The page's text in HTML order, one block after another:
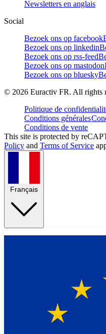
Newsletters en anglais
Social
Bezoek ons op facebook
Bezoek ons op linkedin
Bezoek ons op rss-feed
Bezoek ons op mastodon
Bezoek ons op bluesky
© 2026 Euractiv FR. All rights
Politique de
Conditions générales
Conditions de vente
This site is protected by
Policy and Terms of Service
Français